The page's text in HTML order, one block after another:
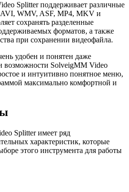
Splitter поддерживает различные
WMV, ASF, MP4, MKV и
сохранять разделенные
форматов, а также
при сохранении видеофайла.
удобен и понятен даже
возможности SolveigMM Video
и интуитивно понятное меню,
максимально комфортной и
Splitter имеет ряд
характеристик, которые
этого инструмента для работы